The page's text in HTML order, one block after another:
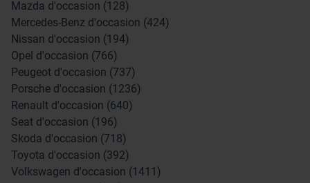
Mazda d'occasion (128)
Mercedes-Benz d'occasion (424)
Nissan d'occasion (194)
Opel d'occasion (766)
Peugeot d'occasion (737)
Porsche d'occasion (1236)
Renault d'occasion (640)
Seat d'occasion (196)
Skoda d'occasion (718)
Toyota d'occasion (392)
Volkswagen d'occasion (1411)